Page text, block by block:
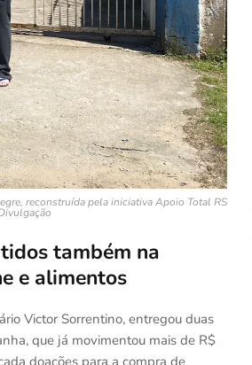
reconstruída pela iniciativa Apoio Total RS
também na
e alimentos
Victor Sorrentino, entregou duas
que já movimentou mais de R$
doações para a compra de